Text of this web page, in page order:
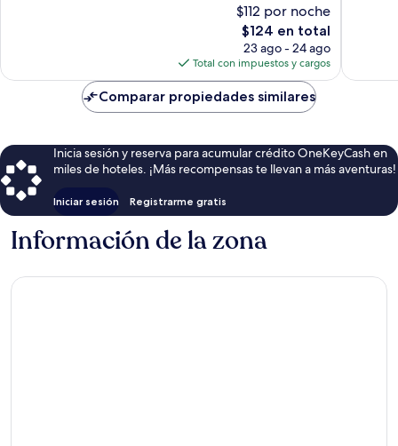
$112 por noche
El
precio
actual
es
de
$124
$124 en total
23 ago - 24 ago
Total con impuestos y cargos
Comparar propiedades similares
Inicia sesión y reserva para acumular crédito OneKeyCash en
miles de hoteles. ¡Más recompensas te llevan a más aventuras!
Iniciar sesión Registrarme gratis
Información de la zona